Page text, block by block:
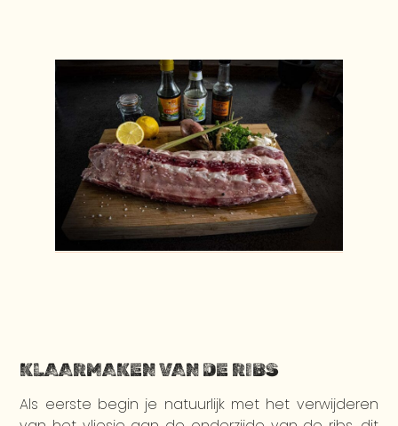
KLAARMAKEN VAN DE RIBS
Als eerste begin je natuurlijk met het verwijderen